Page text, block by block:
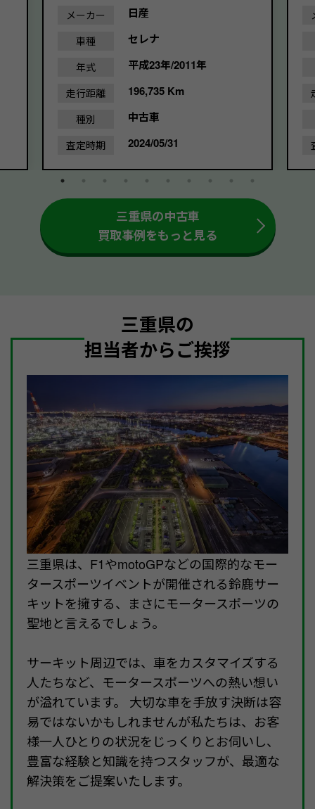
メーカー 日産
車種 セレナ
年式 平成23年/2011年
走行距離 196,735 Km
種別 中古車
査定時期 2024/05/31
三重県の中古車
買取事例をもっと見る
三重県の
担当者からご挨拶
三重県は、F1やmotoGPなどの国際的なモー
タースポーツイベントが開催される鈴鹿サー
キットを擁する、まさにモータースポーツの
聖地と言えるでしょう。
サーキット周辺では、車をカスタマイズする
人たちなど、モータースポーツへの熱い想い
が溢れています。 大切な車を手放す決断は容
易ではないかもしれませんが私たちは、お客
様一人ひとりの状況をじっくりとお伺いし、
豊富な経験と知識を持つスタッフが、最適な
解決策をご提案いたします。